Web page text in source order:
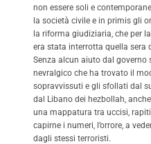
non essere soli e
la società civile e in primis gli
la riforma giudiziaria, che per
era stata interrotta quella sera
Senza alcun aiuto dal governo
nevralgico che ha trovato il
sopravvissuti e gli sfollati dal
dal Libano dei hezbollah,
una mappatura tra uccisi,
capirne i numeri, l’orrore, a
dagli stessi terroristi.